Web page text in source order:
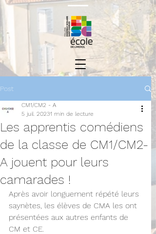
Post
Les apprentis comédiens
de la classe de CM1/CM2-
A jouent pour leurs
camarades !
CM1/CM2 - A
5 juil. 20231 min de lecture
Après avoir longuement répété leurs
saynètes, les élèves de CMA les ont
présentées aux autres enfants de
CM et CE.